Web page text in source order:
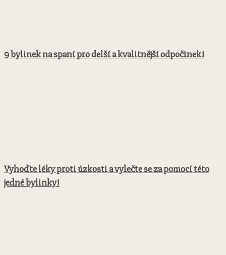
9 bylinek na spaní pro delší a kvalitnější odpočinek!
Vyhoďte léky proti úzkosti a vylečte se za pomocí této
jedné bylinky!